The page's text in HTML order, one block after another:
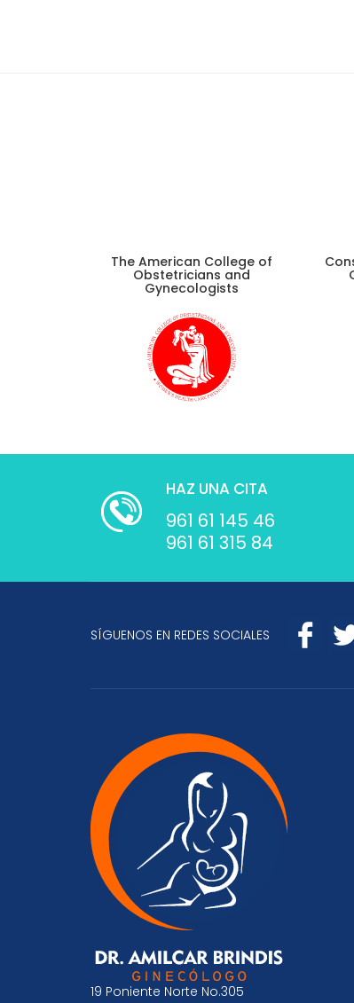
The American College of
Obstetricians and
Gynecologists
HAZ UNA CITA
961 61 145 46
961 61 315 84
SÍGUENOS EN REDES SOCIALES
19 Poniente Norte No.305